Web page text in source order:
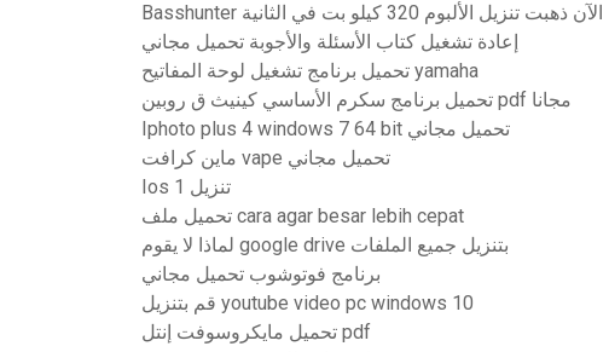
Basshunter الآن ذهبت تنزيل الألبوم 320 كيلو بت في الثانية
إعادة تشغيل كتاب الأسئلة والأجوبة تحميل مجاني
تحميل برنامج تشغيل لوحة المفاتيح yamaha
تحميل برنامج سكرم الأساسي كينيث ق روبين pdf مجانا
Iphoto plus 4 windows 7 64 bit تحميل مجاني
ماين كرافت vape تحميل مجاني
Ios 1 تنزيل
تحميل ملف cara agar besar lebih cepat
لماذا لا يقوم google drive بتنزيل جميع الملفات
برنامج فوتوشوب تحميل مجاني
قم بتنزيل youtube video pc windows 10
تحميل مايكروسوفت إنتل pdf